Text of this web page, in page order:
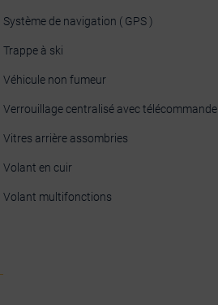
Système de navigation ( GPS )
Trappe à ski
Véhicule non fumeur
Verrouillage centralisé avec télécommande
Vitres arrière assombries
Volant en cuir
Volant multifonctions